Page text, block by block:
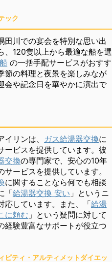
ック
田川での宴会を特別な思い出
、120隻以上から最適な船を選
の一括手配サービスがおすす
節の料理と夜景を楽しみなが
会や記念日を華やかに演出で
イリンは、 ガス給湯器交換に
ービスを提供しています。彼
交換の専門家で、安心の10年
サービスを提供しています。
に関することなら何でも相談
「給湯器交換 安い 」というニ
応しています。また、「給湯
に頼む 」という疑問に対して
経験豊富なサポートが役立つ
ピティ・アルティメットダイエッ